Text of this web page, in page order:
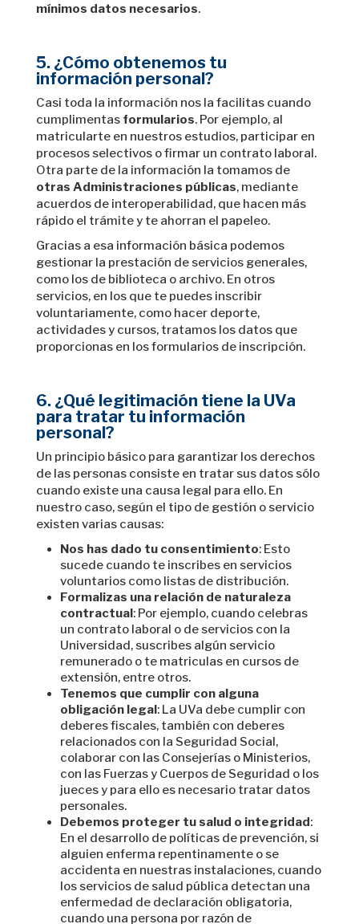
mínimos datos necesarios.
5. ¿Cómo obtenemos tu
información personal?
Casi toda la información nos la facilitas cuando
cumplimentas formularios. Por ejemplo, al
matricularte en nuestros estudios, participar en
procesos selectivos o firmar un contrato laboral.
Otra parte de la información la tomamos de
otras Administraciones públicas, mediante
acuerdos de interoperabilidad, que hacen más
rápido el trámite y te ahorran el papeleo.
Gracias a esa información básica podemos
gestionar la prestación de servicios generales,
como los de biblioteca o archivo. En otros
servicios, en los que te puedes inscribir
voluntariamente, como hacer deporte,
actividades y cursos, tratamos los datos que
proporcionas en los formularios de inscripción.
6. ¿Qué legitimación tiene la UVa
para tratar tu información
personal?
Un principio básico para garantizar los derechos
de las personas consiste en tratar sus datos sólo
cuando existe una causa legal para ello. En
nuestro caso, según el tipo de gestión o servicio
existen varias causas:
Nos has dado tu consentimiento: Esto
sucede cuando te inscribes en servicios
voluntarios como listas de distribución.
Formalizas una relación de naturaleza
contractual: Por ejemplo, cuando celebras
un contrato laboral o de servicios con la
Universidad, suscribes algún servicio
remunerado o te matriculas en cursos de
extensión, entre otros.
Tenemos que cumplir con alguna
obligación legal: La UVa debe cumplir con
deberes fiscales, también con deberes
relacionados con la Seguridad Social,
colaborar con las Consejerías o Ministerios,
con las Fuerzas y Cuerpos de Seguridad o los
jueces y para ello es necesario tratar datos
personales.
Debemos proteger tu salud o integridad:
En el desarrollo de políticas de prevención, si
alguien enferma repentinamente o se
accidenta en nuestras instalaciones, cuando
los servicios de salud pública detectan una
enfermedad de declaración obligatoria,
cuando una persona por razón de